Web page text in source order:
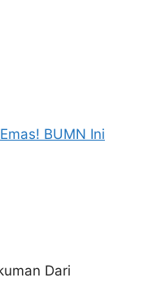
BUMN Ini
Dari